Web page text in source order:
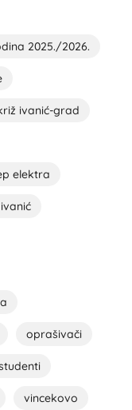
2025./2026.
ivanić-grad
elektra
oprašivači
vincekovo